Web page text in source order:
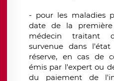
- pour les maladies
date de la
médecin traitant
survenue dans
réserve, en cas de
émis par l'expert ou
du paiement de